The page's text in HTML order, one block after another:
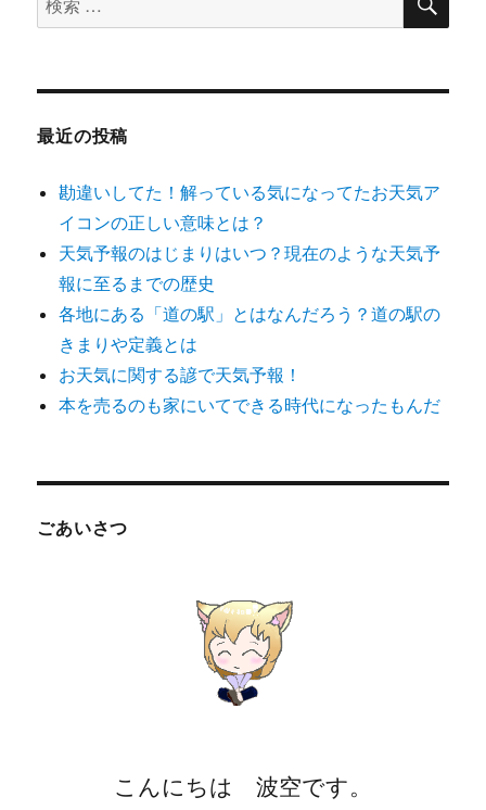
ョ
ン
索
象:
最近の投稿
勘違いしてた！解っている気になってたお天気ア
イコンの正しい意味とは？
天気予報のはじまりはいつ？現在のような天気予
報に至るまでの歴史
各地にある「道の駅」とはなんだろう？道の駅の
きまりや定義とは
お天気に関する諺で天気予報！
本を売るのも家にいてできる時代になったもんだ
ごあいさつ
こんにちは 波空です。